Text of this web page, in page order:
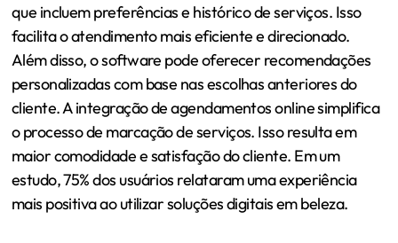
que incluem preferências e histórico de serviços. Isso
facilita o atendimento mais eficiente e direcionado.
Além disso, o software pode oferecer recomendações
personalizadas com base nas escolhas anteriores do
cliente. A integração de agendamentos online simplifica
o processo de marcação de serviços. Isso resulta em
maior comodidade e satisfação do cliente. Em um
estudo, 75% dos usuários relataram uma experiência
mais positiva ao utilizar soluções digitais em beleza.